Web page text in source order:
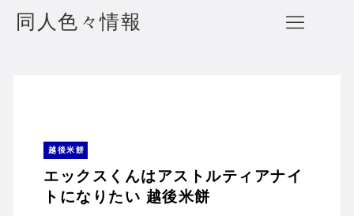
同人色々情報
越後米餅
エックスくんはアストルティアナイ
トになりたい 越後米餅